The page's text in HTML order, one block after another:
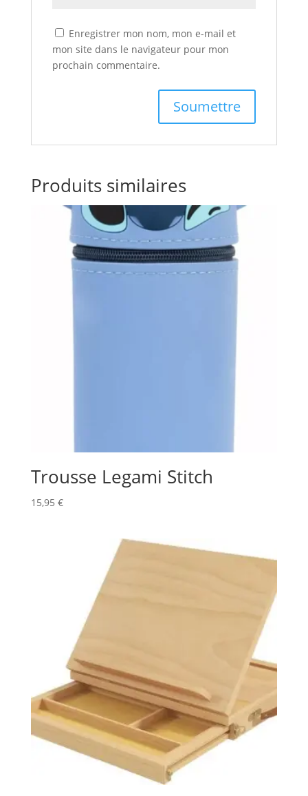
Enregistrer mon nom, mon e-mail et
mon site dans le navigateur pour mon
prochain commentaire.
Produits similaires
Trousse Legami Stitch
15,95 €